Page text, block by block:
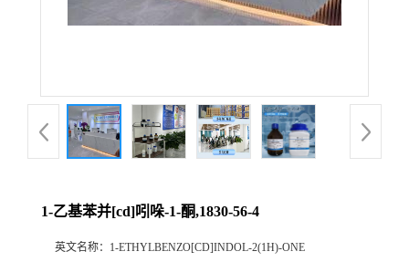
1-乙基苯并[cd]吲哚-1-酮,1830-56-4
英文名称： 1-ETHYLBENZO[CD]INDOL-2(1H)-ONE